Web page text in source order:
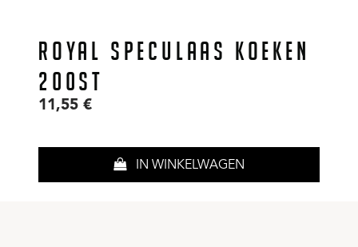
ROYAL SPECULAAS KOEKEN
200ST
11,55 €
IN WINKELWAGEN